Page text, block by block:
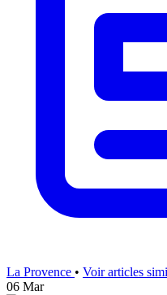
La Provence • Voir articles
06 Mar